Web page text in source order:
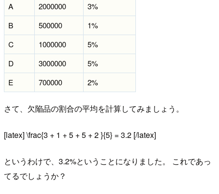
A 2000000
3%
B
500000
1%
C
1000000
5%
D
3000000
5%
E
700000 2%
さて、欠陥品の割合の平均を計算してみましょう。
[latex] \frac{3 + 1 + 5 + 5 + 2 }{5} = 3.2 [/latex]
というわけで、3.2%ということになりました。 これであっ
てるでしょうか？